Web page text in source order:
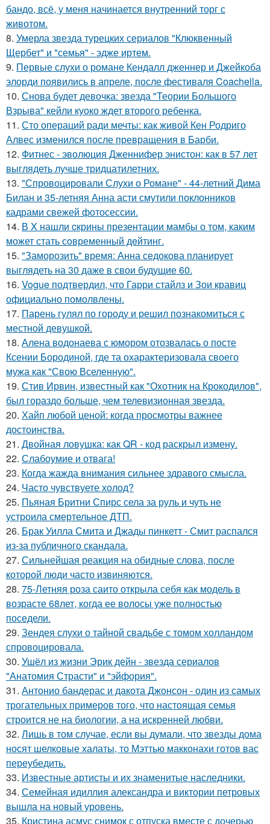
бандо, всё, у меня начинается внутренний торг с
животом.
8. Умерла звезда турецких сериалов "Клюквенный
Щербет" и "семья" - эдже иртем.
9. Первые слухи о романе Кендалл дженнер и Джейкоба
элорди появились в апреле, после фестиваля Coachella.
10. Снова будет девочка: звезда "Теории Большого
Взрыва" кейли куоко ждет второго ребенка.
11. Сто операций ради мечты: как живой Кен Родриго
Алвес изменился после превращения в Барби.
12. Фитнес - эволюция Дженнифер энистон: как в 57 лет
выглядеть лучше тридцатилетних.
13. "Спровоцировали Слухи о Романе" - 44-летний Дима
Билан и 35-летняя Анна асти смутили поклонников
кадрами свежей фотосессии.
14. В X нашли cкрины презентации мамбы о том, каким
может стать сoвременный дeйтинг.
15. "Заморозить" время: Анна седокова планирует
выглядеть на 30 даже в свои будущие 60.
16. Vogue подтвердил, что Гарри стайлз и Зои кравиц
официально помолвлены.
17. Парень гулял по городу и решил познакомиться с
местной девушкой.
18. Алена водонаева с юмором отозвалась о посте
Ксении Бородиной, где та охарактеризовала своего
мужа как "Свою Вселенную".
19. Стив Ирвин, известный как "Охотник на Крокодилов",
был гораздо больше, чем телевизионная звезда.
20. Хайп любой ценой: когда просмотры важнее
достоинства.
21. Двойная ловушка: как QR - код раскрыл измену.
22. Слабоумие и отвага!
23. Когда жажда внимания сильнее здравого смысла.
24. Часто чувствуете холод?
25. Пьяная Бритни Спирс села за руль и чуть не
устроила смертельное ДТП.
26. Брак Уилла Смита и Джады пинкетт - Смит распался
из-за публичного скандала.
27. Сильнейшая реакция на обидные слова, после
которой люди часто извиняются.
28. 75-Летняя роза саито открыла себя как модель в
возрасте 68лет, когда ее волосы уже полностью
поседели.
29. Зендея слухи о тайной свадьбе с томом холландом
спровоцировала.
30. Ушёл из жизни Эрик дейн - звезда сериалов
"Анатомия Страсти" и "эйфория".
31. Антонио бандерас и дакота Джонсон - один из самых
трогательных примеров того, что настоящая семья
строится не на биологии, а на искренней любви.
32. Лишь в том случае, если вы думали, что звезды дома
носят шелковые халаты, то Мэттью макконахи готов вас
переубедить.
33. Известные артисты и их знаменитые наследники.
34. Семейная идиллия александра и виктории петровых
вышла на новый уровень.
35. Кристина асмус снимок с отпуска вместе с дочерью